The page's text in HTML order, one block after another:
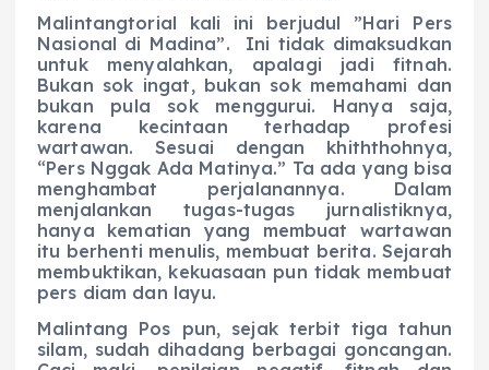
Malintangtorial kali ini berjudul ”Hari Pers
Nasional di Madina”. Ini tidak dimaksudkan
untuk menyalahkan, apalagi jadi fitnah.
Bukan sok ingat, bukan sok memahami dan
bukan pula sok menggurui. Hanya saja,
karena kecintaan terhadap profesi
wartawan. Sesuai dengan khiththohnya,
“Pers Nggak Ada Matinya.” Ta ada yang bisa
menghambat perjalanannya. Dalam
menjalankan tugas-tugas jurnalistiknya,
hanya kematian yang membuat wartawan
itu berhenti menulis, membuat berita. Sejarah
membuktikan, kekuasaan pun tidak membuat
pers diam dan layu.
Malintang Pos pun, sejak terbit tiga tahun
silam, sudah dihadang berbagai goncangan.